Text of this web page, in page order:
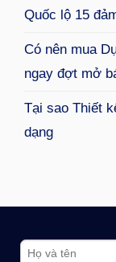
Quốc lộ 15
Có nên mua
ngay đợt mở
Tại sao Thiết
dạng